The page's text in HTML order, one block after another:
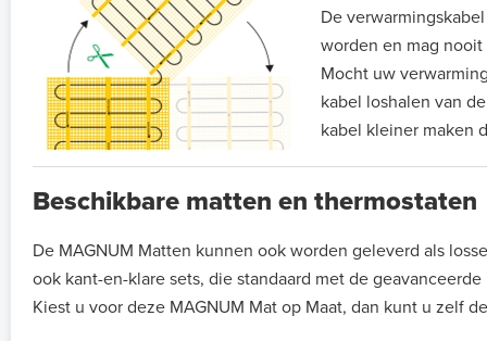
De
worden en mag
Mocht uw
kabel loshalen van
kabel kleiner maken
Beschikbare matten en thermostaten
De MAGNUM Matten kunnen ook worden geleverd als
ook kant-en-klare sets, die standaard met de
Kiest u voor deze MAGNUM Mat op Maat, dan kunt u zelf